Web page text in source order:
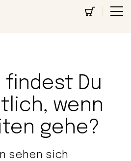
findest Du
wenn
gehe?
sehen sich